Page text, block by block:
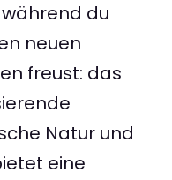
du
neuen
freust: das
Natur und
eine